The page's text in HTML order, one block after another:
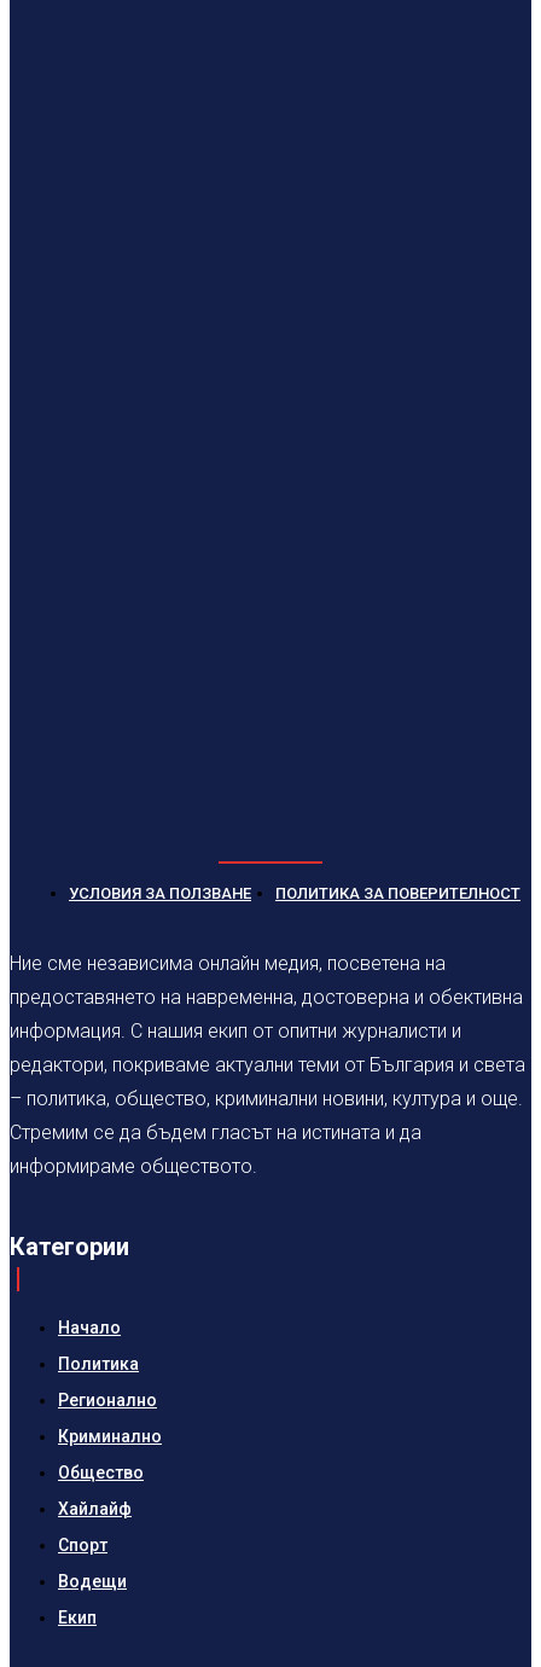
УСЛОВИЯ ЗА ПОЛЗВАНЕ ПОЛИТИКА ЗА ПОВЕРИТЕЛНОСТ
Ние сме независима онлайн медия, посветена на
предоставянето на навременна, достоверна и обективна
информация. С нашия екип от опитни журналисти и
редактори, покриваме актуални теми от България и света
– политика, общество, криминални новини, култура и още.
Стремим се да бъдем гласът на истината и да
информираме обществото.
Категории
Начало
Политика
Регионално
Криминално
Общество
Хайлайф
Спорт
Водещи
Екип